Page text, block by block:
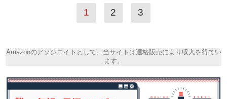
1 2 3
Amazonのアソシエイトとして、当サイトは適格販売により収入を得てい
ます。